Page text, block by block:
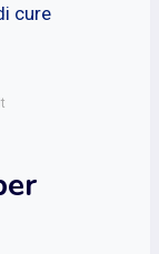
cure